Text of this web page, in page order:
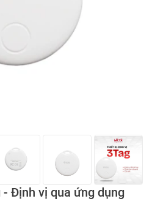
Định vị qua ứng dụng